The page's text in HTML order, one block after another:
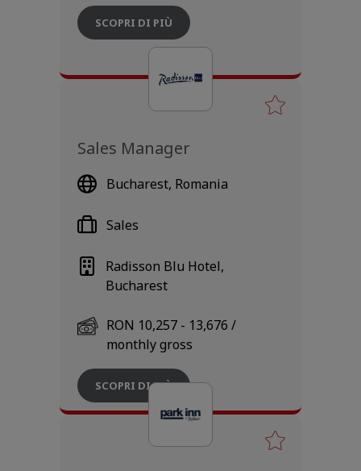
SCOPRI DI PIÙ
Sales Manager
RON 10,257 - 13,676 /
monthly gross
Bucharest, Romania
Radisson Blu Hotel,
Bucharest
Sales
SCOPRI DI PIÙ